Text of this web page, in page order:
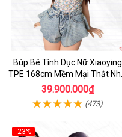
Búp Bê Tình Dục Nữ Xiaoying
TPE 168cm Mềm Mại Thật Như
Người Chơi
39.900.000₫
(473)
-23%